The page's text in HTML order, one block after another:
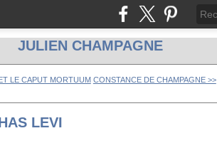
JULIEN CHAMPAGNE
LE CAPUT MORTUUM CONSTANCE DE CHAMPAGNE >>
LEVI